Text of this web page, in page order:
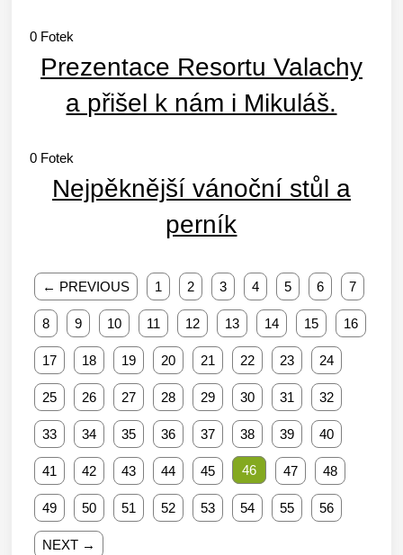
0 Fotek
Prezentace Resortu Valachy
a přišel k nám i Mikuláš.
0 Fotek
Nejpěknější vánoční stůl a
perník
← PREVIOUS 1 2 3 4 5 6 7
8 9 10 11 12 13 14 15 16
17 18 19 20 21 22 23 24
25 26 27 28 29 30 31 32
33 34 35 36 37 38 39 40
41 42 43 44 45 46 47 48
49 50 51 52 53 54 55 56
NEXT →